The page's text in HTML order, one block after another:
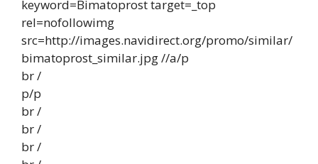
keyword=Bimatoprost target=_top
rel=nofollowimg
src=http://images.navidirect.org/promo/similar/
bimatoprost_similar.jpg //a/p
br /
p/p
br /
br /
br /